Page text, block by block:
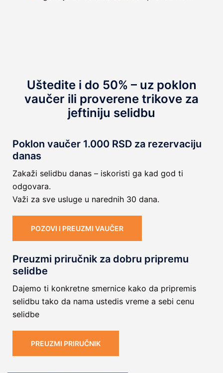
Uštedite i do 50% – uz poklon
vaučer ili proverene trikove za
jeftiniju selidbu
Poklon vaučer 1.000 RSD za rezervaciju
danas
Zakaži selidbu danas – iskoristi ga kad god ti
odgovara.
Važi za sve usluge u narednih 30 dana.
POZOVI I PREUZMI VAUČER
Preuzmi priručnik za dobru pripremu
selidbe
Dajemo ti konkretne smernice kako da pripremis
selidbu tako da nama ustedis vreme a sebi cenu
selidbe
PREUZMI PRIRUČNIK